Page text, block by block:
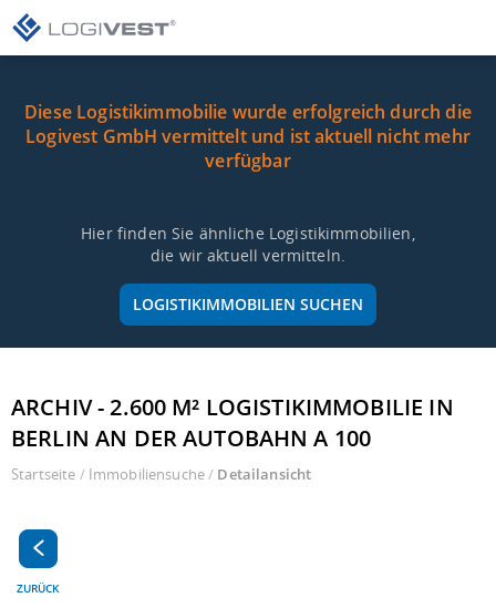
Diese Logistikimmobilie wurde erfolgreich durch die
Logivest GmbH vermittelt und ist aktuell nicht mehr
verfügbar
Hier finden Sie ähnliche Logistikimmobilien,
die wir aktuell vermitteln.
LOGISTIKIMMOBILIEN SUCHEN
ARCHIV - 2.600 M² LOGISTIKIMMOBILIE IN
BERLIN AN DER AUTOBAHN A 100
Startseite / Immobiliensuche/ Detailansicht
ZURÜCK